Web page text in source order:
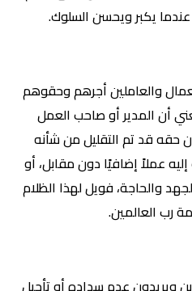
يكبر ويحسن السلوك.
والعاملين أجرهم وحقوهم
أن المدير أو صاحب العمل
حقه قد تم التقليل من شأنه
عملاً إضافيًا دون مقابل، أو
والحاجة، فويل لهذا الظلام
رب العالمين.